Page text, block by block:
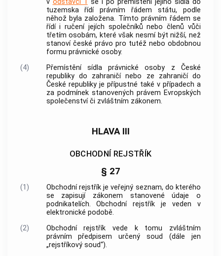
tuzemska řídí právním řádem státu, podle
něhož byla založena. Tímto právním řádem se
řídí i ručení jejích společníků nebo členů vůči
třetím osobám, které však nesmí být nižší, než
stanoví české právo pro tutéž nebo obdobnou
formu právnické osoby.
(4)
Přemístění sídla právnické osoby z České
republiky do zahraničí nebo ze zahraničí do
České republiky je přípustné také v případech a
za podmínek stanovených právem Evropských
společenství či zvláštním zákonem.
HLAVA III
OBCHODNÍ REJSTŘÍK
§ 27
(1)
Obchodní rejstřík je veřejný seznam, do kterého
se zapisují zákonem stanovené údaje o
podnikatelích. Obchodní rejstřík je veden v
elektronické podobě.
(2)
Obchodní rejstřík vede k tomu zvláštním
právním předpisem určený soud (dále jen
„rejstříkový soud“).